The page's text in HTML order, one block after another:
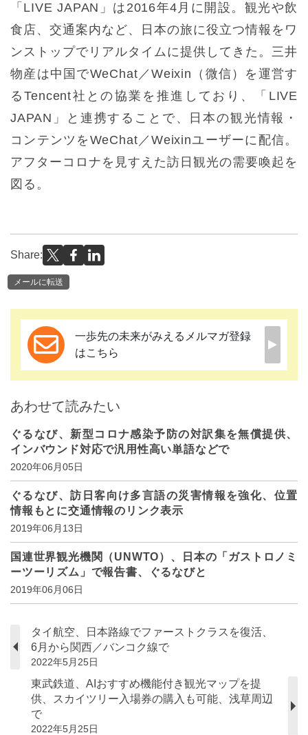
「LIVE JAPAN」は2016年4月に開設。観光や飲
食店、交通案内など、日本の旅に役立つ情報をワ
ンストップでリアルタイムに提供してきた。三井
物産は中国でWeChat／Weixin（微信）を運営す
るTencent社との協業を推進しており、「LIVE
JAPAN」と連携することで、日本の観光情報・
コンテンツをWeChat／Weixinユーザーに配信。
アフターコロナを見すえた訪日観光の需要喚起を
図る。
Share:
メールに転送
一歩先の未来がみえるメルマガ登録
はこちら
あわせて読みたい
ぐるなび、新型コロナ感染予防の対訳集を無償提供、
インバウンド対応で汎用性高い単語などで
2020年06月05日
ぐるなび、訪日客向け多言語の災害情報を強化、位置
情報もとに交通情報のリンク表示
2019年06月13日
国連世界観光機関（UNWTO）、日本の「ガストロノミ
ーツーリズム」で報告書、ぐるなびと
2019年06月06日
タイ航空、日本路線でファーストクラスを復活、
6月から関西／バンコク線で
2022年5月25日
東武鉄道、AIおすすめ機能付き観光マップを提
供、スカイツリー入場券の購入も可能、浅草周辺
で
2022年5月25日